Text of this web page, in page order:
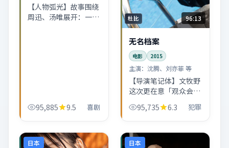
【人物弧光】故事围绕
周迅、汤唯展开：一方
95,885 9.5 喜剧
杜比 96:13
无名档案
电影 2015
主演： 沈腾、刘亦菲 等
【导演笔记体】文牧野
这次更在意「观众会信
什么」：镜头少炫技，
却把每场戏的目的写得
二刷找伏笔。
95,735 6.3 犯罪
日本 日本